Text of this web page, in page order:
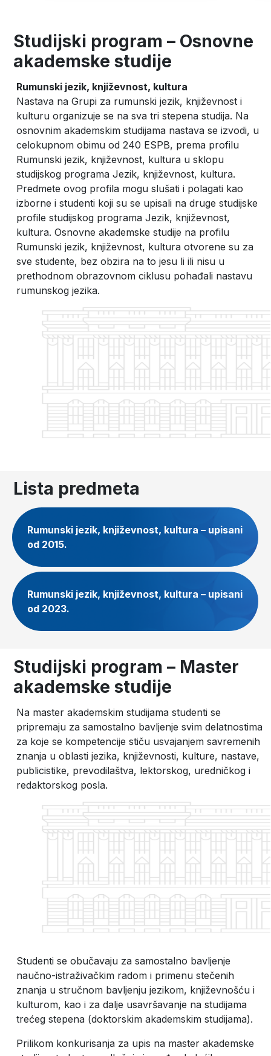
Studijski program – Osnovne
akademske studije
Rumunski jezik, književnost, kultura
Nastava na Grupi za rumunski jezik, književnost i
kulturu organizuje se na sva tri stepena studija. Na
osnovnim akademskim studijama nastava se izvodi, u
celokupnom obimu od 240 ESPB, prema profilu
Rumunski jezik, književnost, kultura u sklopu
studijskog programa Jezik, književnost, kultura.
Predmete ovog profila mogu slušati i polagati kao
izborne i studenti koji su se upisali na druge studijske
profile studijskog programa Jezik, književnost,
kultura. Osnovne akademske studije na profilu
Rumunski jezik, književnost, kultura otvorene su za
sve studente, bez obzira na to jesu li ili nisu u
prethodnom obrazovnom ciklusu pohađali nastavu
rumunskog jezika.
Lista predmeta
Rumunski jezik, književnost, kultura – upisani
od 2015.
Rumunski jezik, književnost, kultura – upisani
od 2023.
Studijski program – Master
akademske studije
Na master akademskim studijama studenti se
pripremaju za samostalno bavljenje svim delatnostima
za koje se kompetencije stiču usvajanjem savremenih
znanja u oblasti jezika, književnosti, kulture, nastave,
publicistike, prevodilaštva, lektorskog, uredničkog i
redaktorskog posla.
Studenti se obučavaju za samostalno bavljenje
naučno-istraživačkim radom i primenu stečenih
znanja u stručnom bavljenju jezikom, književnošću i
kulturom, kao i za dalje usavršavanje na studijama
trećeg stepena (doktorskim akademskim studijama).
Prilikom konkurisanja za upis na master akademske